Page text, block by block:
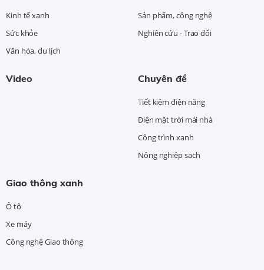
Kinh tế xanh
Sức khỏe
Văn hóa, du lịch
Sản phẩm, công nghệ
Nghiên cứu - Trao đổi
Video Chuyên đề
Tiết kiệm điện năng
Điện mặt trời mái nhà
Công trình xanh
Nông nghiệp sạch
Giao thông xanh
Ô tô
Xe máy
Công nghệ Giao thông